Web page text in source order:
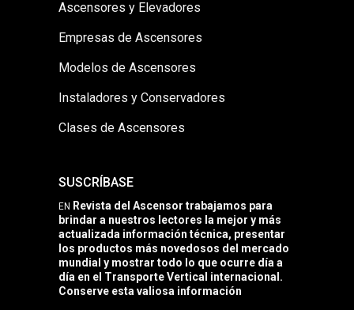
Ascensores y Elevadores
Empresas de Ascensores
Modelos de Ascensores
Instaladores y Conservadores
Clases de Ascensores
SUSCRÍBASE
EN Revista del Ascensor trabajamos para
brindar a nuestros lectores la mejor y más
actualizada información técnica, presentar
los productos más novedosos del mercado
mundial y mostrar todo lo que ocurre día a
día en el Transporte Vertical internacional.
Conserve esta valiosa información